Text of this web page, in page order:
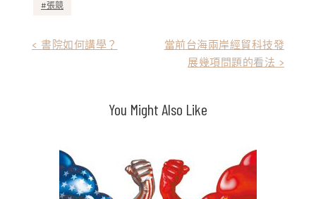
張競
< 書院如何講學？
當前台海兩岸經貿科技發
展幾項問題的看法 >
You Might Also Like